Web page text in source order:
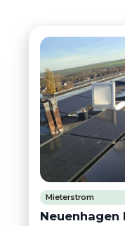
Mieterstrom
Neuenhagen